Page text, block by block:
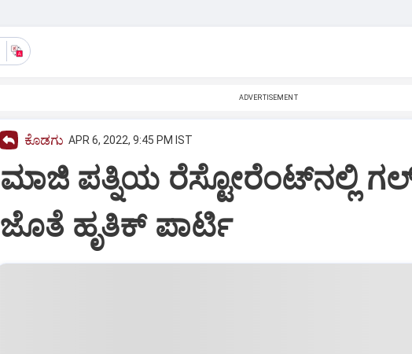
ADVERTISEMENT
ಕೊಡಗು APR 6, 2022, 9:45 PM IST
ಮಾಜಿ ಪತ್ನಿಯ ರೆಸ್ಟೋರೆಂಟ್‌ನಲ್ಲಿ
ಜೊತೆ ಹೃತಿಕ್‌ ಪಾರ್ಟಿ